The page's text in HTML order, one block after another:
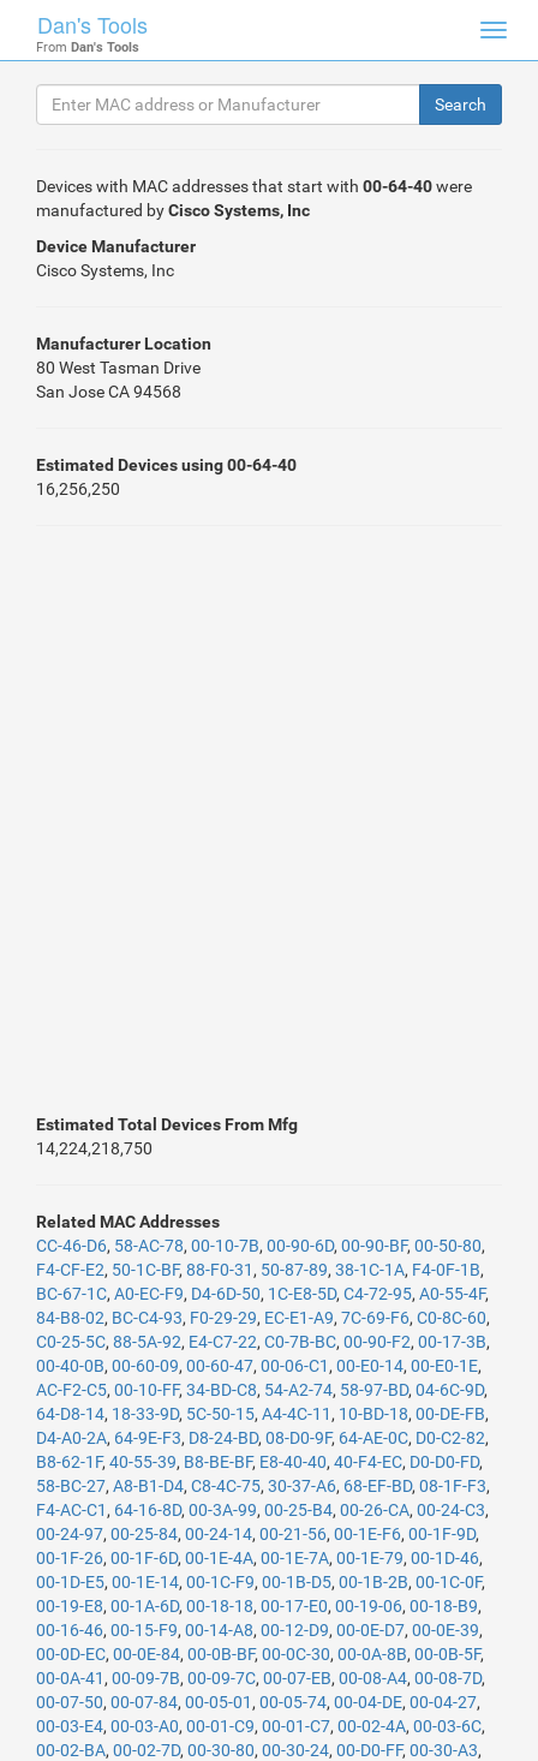
Dan's Tools
From Dan's Tools
Devices with MAC addresses that start with 00-64-40were
manufactured byCisco Systems, Inc
Device Manufacturer
Cisco Systems, Inc
Manufacturer Location
80 West Tasman Drive
San Jose CA 94568
Estimated Devices using 00-64-40
16,256,250
Estimated Total Devices From Mfg
14,224,218,750
Related MAC Addresses
CC-46-D6, 58-AC-78, 00-10-7B, 00-90-6D, 00-90-BF, 00-50-80,
F4-CF-E2, 50-1C-BF, 88-F0-31 , 50-87-89, 38-1C-1A, F4-0F-1B,
BC-67-1C, A0-EC-F9, D4-6D-50, 1C-E8-5D, C4-72-95, A0-55-4F,
84-B8-02, BC-C4-93, F0-29-29, EC-E1-A9, 7C-69-F6, C0-8C-60,
C0-25-5C, 88-5A-92, E4-C7-22, C0-7B-BC, 00-90-F2, 00-17-3B,
00-40-0B, 00-60-09, 00-60-47, 00-06-C1 , 00-E0-14, 00-E0-1E,
AC-F2-C5, 00-10-FF, 34-BD-C8, 54-A2-74, 58-97-BD, 04-6C-9D,
64-D8-14, 18-33-9D, 5C-50-15, A4-4C-11 , 10-BD-18, 00-DE-FB,
D4-A0-2A, 64-9E-F3, D8-24-BD, 08-D0-9F, 64-AE-0C, D0-C2-82,
B8-62-1F, 40-55-39, B8-BE-BF, E8-40-40, 40-F4-EC, D0-D0-FD,
58-BC-27, A8-B1-D4, C8-4C-75, 30-37-A6, 68-EF-BD, 08-1F-F3,
F4-AC-C1 , 64-16-8D, 00-3A-99, 00-25-B4, 00-26-CA, 00-24-C3,
00-24-97, 00-25-84, 00-24-14, 00-21-56, 00-1E-F6, 00-1F-9D,
00-1F-26, 00-1F-6D, 00-1E-4A, 00-1E-7A, 00-1E-79, 00-1D-46,
00-1D-E5, 00-1E-14, 00-1C-F9, 00-1B-D5, 00-1B-2B, 00-1C-0F,
00-19-E8, 00-1A-6D, 00-18-18, 00-17-E0, 00-19-06, 00-18-B9,
00-16-46, 00-15-F9, 00-14-A8, 00-12-D9, 00-0E-D7, 00-0E-39,
00-0D-EC, 00-0E-84, 00-0B-BF, 00-0C-30, 00-0A-8B, 00-0B-5F,
00-0A-41 , 00-09-7B, 00-09-7C, 00-07-EB, 00-08-A4, 00-08-7D,
00-07-50, 00-07-84, 00-05-01 , 00-05-74, 00-04-DE, 00-04-27,
00-03-E4, 00-03-A0, 00-01-C9, 00-01-C7, 00-02-4A, 00-03-6C,
00-02-BA, 00-02-7D, 00-30-80, 00-30-24, 00-D0-FF, 00-30-A3,